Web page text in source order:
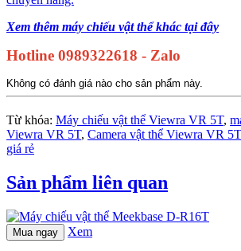
Xem thêm máy chiếu vật thể khác tại đây
Hotline 0989322618 - Zalo
Không có đánh giá nào cho sản phẩm này.
Từ khóa: Máy chiếu vật thể Viewra VR 5T,
Viewra VR 5T, Camera vật thể Viewra VR 5T
giá rẻ
Sản phẩm liên quan
Mua ngay Xem